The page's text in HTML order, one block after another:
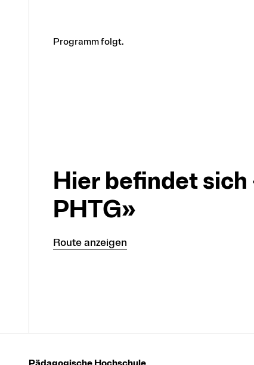
Programm folgt.
Hier befindet sich
PHTG»
Route anzeigen